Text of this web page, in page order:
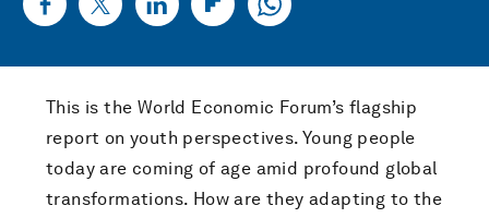
This is the World Economic Forum’s flagship
report on youth perspectives. Young people
today are coming of age amid profound global
transformations. How are they adapting to the